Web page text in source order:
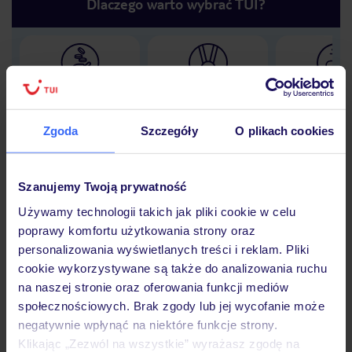
Zgoda Szczegóły O plikach cookies
Szanujemy Twoją prywatność
Używamy technologii takich jak pliki cookie w celu
poprawy komfortu użytkowania strony oraz
personalizowania wyświetlanych treści i reklam. Pliki
cookie wykorzystywane są także do analizowania ruchu
na naszej stronie oraz oferowania funkcji mediów
społecznościowych. Brak zgody lub jej wycofanie może
negatywnie wpłynąć na niektóre funkcje strony.
Klikając „Zezwól na wszystkie” wyrażasz zgodę na
Lider niskich cen 30 lat w
Hotel
Opinie
Pokoje